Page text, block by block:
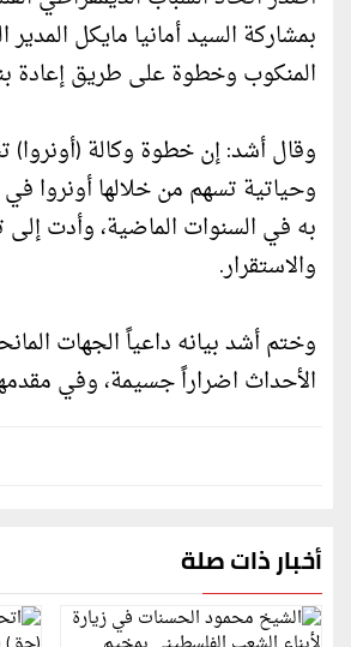
بمشاركة السيد أمانيا مايكل
المنكوب وخطوة على طريق إعادة
وقال أشد: إن خطوة وكالة (أونروا)
وحياتية تسهم من خلالها أونروا
به في السنوات الماضية، وأدت إلى
والاستقرار.
وختم أشد بيانه داعياً الجهات
الأحداث اضراراً جسيمة، وفي
أخبار ذات صلة